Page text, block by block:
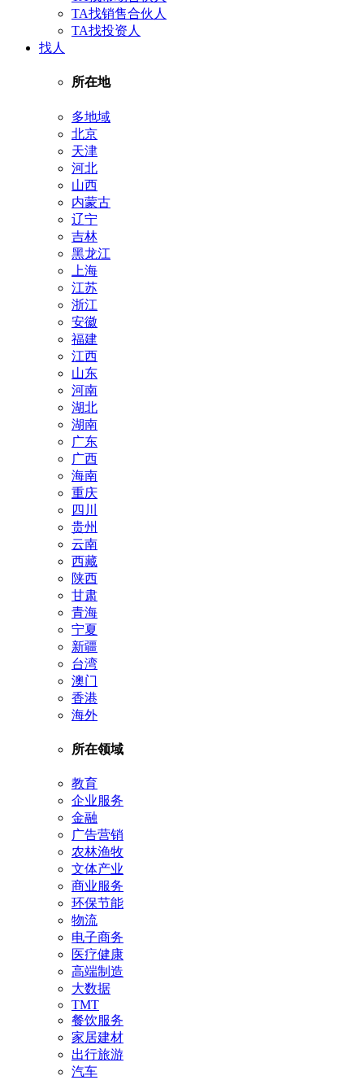
TA找销售合伙人
TA找投资人
找人
所在地
多地域
北京
天津
河北
山西
内蒙古
辽宁
吉林
黑龙江
上海
江苏
浙江
安徽
福建
江西
山东
河南
湖北
湖南
广东
广西
海南
重庆
四川
贵州
云南
西藏
陕西
甘肃
青海
宁夏
新疆
台湾
澳门
香港
海外
所在领域
教育
企业服务
金融
广告营销
农林渔牧
文体产业
商业服务
环保节能
物流
电子商务
医疗健康
高端制造
大数据
TMT
餐饮服务
家居建材
出行旅游
汽车